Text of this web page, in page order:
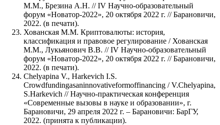
М.М., Брезина А.Н. // IV Научно-образовательный
форум «Новатор-2022», 20 октября 2022 г. // Барановичи,
2022. (в печати).
Хованская М.М. Криптовалюты: история,
классификация и правовое регулирование / Хованская
М.М., Лукьянович В.В. // IV Научно-образовательный
форум «Новатор-2022», 20 октября 2022 г. // Барановичи,
2022. (в печати).
Chelyapina V., Harkevich I.S.
Crowdfundingasaninnovativeformoffinancing / V.Chelyapina,
S.Harkevich // Научно-практическая конференция
«Современные вызовы в науке и образовании», г.
Барановичи, 29 апреля 2022 г. – Барановичи: БарГУ,
2022. (принята к публикации).